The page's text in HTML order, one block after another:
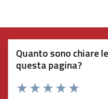
Quanto sono chiare
questa pagina?